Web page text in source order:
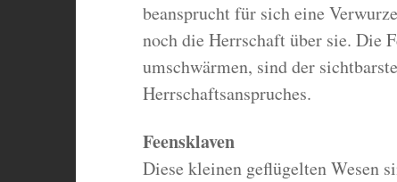
beansprucht für sich eine
noch die Herrschaft über sie. Die
umschwärmen, sind der
Herrschaftsanspruches.
Feensklaven
Diese kleinen geflügelten Wesen